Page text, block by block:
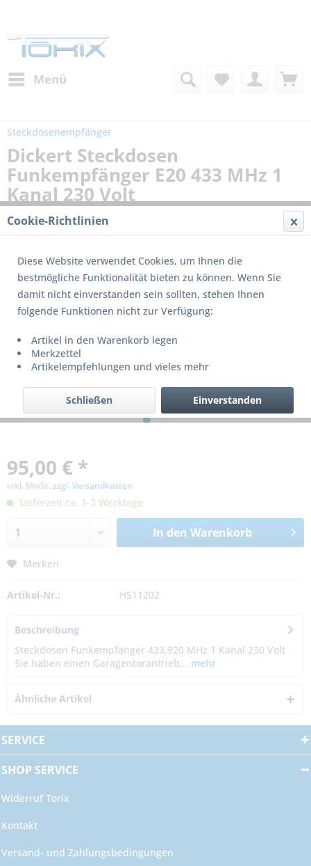
Menü
Steckdosenempfänger
Dickert Steckdosen
Funkempfänger E20 433 MHz 1
Kanal 230 Volt
95,00 € *
inkl. MwSt. zzgl. Versandkosten
Lieferzeit ca. 1-3 Werktage
In den Warenkorb
Merken
Artikel-Nr.: HS11202
Beschreibung
Steckdosen Funkempfänger 433,920 MHz 1 Kanal 230 Volt
Sie haben einen Garagentorantrieb... mehr
Ähnliche Artikel
SERVICE
SHOP SERVICE
Widerruf Torix
Kontakt
Versand- und Zahlungsbedingungen
Cookie-Richtlinien
Diese Website verwendet Cookies, um Ihnen die
bestmögliche Funktionalität bieten zu können. Wenn Sie
damit nicht einverstanden sein sollten, stehen Ihnen
folgende Funktionen nicht zur Verfügung:
Artikel in den Warenkorb legen
Merkzettel
Artikelempfehlungen und vieles mehr
Einverstanden
Schließen